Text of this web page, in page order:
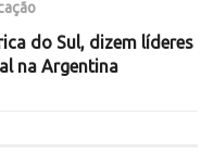
do Sul, dizem líderes
na Argentina